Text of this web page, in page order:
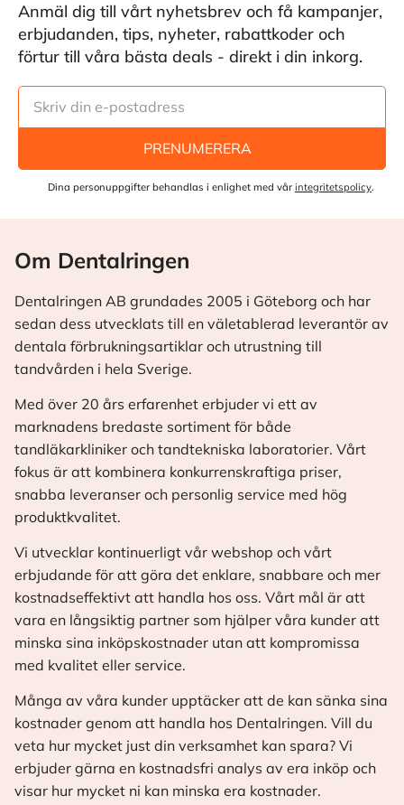
Anmäl dig till vårt nyhetsbrev och få kampanjer,
erbjudanden, tips, nyheter, rabattkoder och
förtur till våra bästa deals - direkt i din inkorg.
PRENUMERERA
Dina personuppgifter behandlas i enlighet med vår integritetspolicy.
Om Dentalringen
Dentalringen AB grundades 2005 i Göteborg och har
sedan dess utvecklats till en väletablerad leverantör av
dentala förbrukningsartiklar och utrustning till
tandvården i hela Sverige.
Med över 20 års erfarenhet erbjuder vi ett av
marknadens bredaste sortiment för både
tandläkarkliniker och tandtekniska laboratorier. Vårt
fokus är att kombinera konkurrenskraftiga priser,
snabba leveranser och personlig service med hög
produktkvalitet.
Vi utvecklar kontinuerligt vår webshop och vårt
erbjudande för att göra det enklare, snabbare och mer
kostnadseffektivt att handla hos oss. Vårt mål är att
vara en långsiktig partner som hjälper våra kunder att
minska sina inköpskostnader utan att kompromissa
med kvalitet eller service.
Många av våra kunder upptäcker att de kan sänka sina
kostnader genom att handla hos Dentalringen. Vill du
veta hur mycket just din verksamhet kan spara? Vi
erbjuder gärna en kostnadsfri analys av era inköp och
visar hur mycket ni kan minska era kostnader.